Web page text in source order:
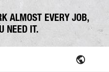
ALMOST EVERY JOB,
NEED IT.